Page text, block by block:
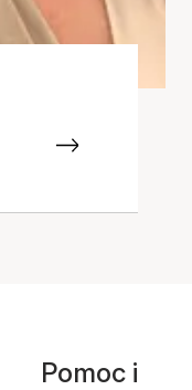
Pomoc i